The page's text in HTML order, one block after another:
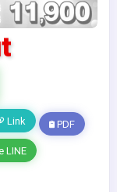
Link PDF
LINE